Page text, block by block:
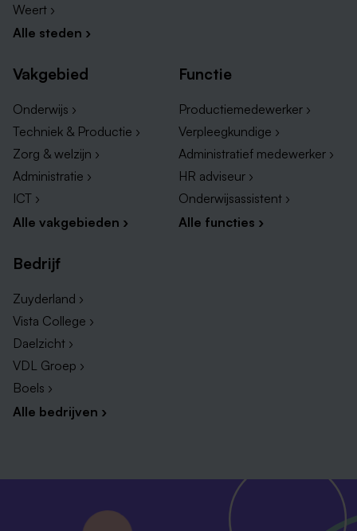
Weert ›
Alle steden ›
Vakgebied
Onderwijs ›
Techniek & Productie ›
Zorg & welzijn ›
Administratie ›
ICT ›
Alle vakgebieden ›
Functie
Productiemedewerker ›
Verpleegkundige ›
Administratief medewerker ›
HR adviseur ›
Onderwijsassistent ›
Alle functies ›
Bedrijf
Zuyderland ›
Vista College ›
Daelzicht ›
VDL Groep ›
Boels ›
Alle bedrijven ›